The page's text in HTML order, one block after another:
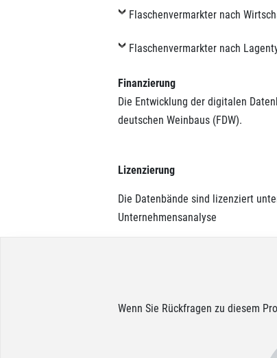
Flaschenvermarkter nach
Flaschenvermarkter nach
Finanzierung
Die Entwicklung der digitalen
deutschen Weinbaus (FDW).
Lizenzierung
Die Datenbände sind lizenziert
Unternehmensanalyse
Wenn Sie Rückfragen zu diesem